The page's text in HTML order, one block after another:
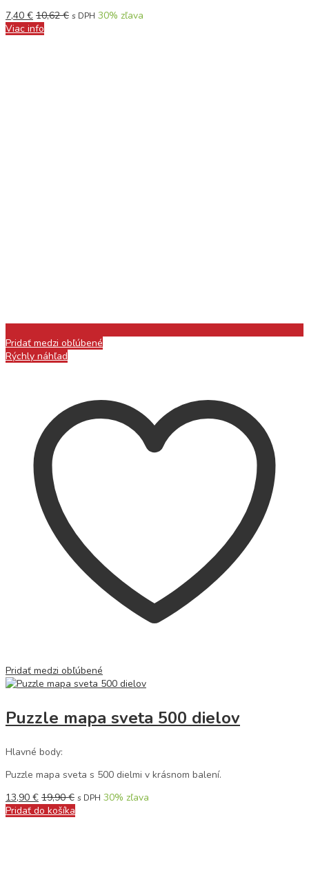
7,40 € 10,62€ s DPH 30% zľava
Viac info
Pridať medzi obľúbené
Rýchly náhľad
Pridať medzi obľúbené
Puzzle mapa sveta 500 dielov
Hlavné body:
Puzzle mapa sveta s 500 dielmi v krásnom balení.
13,90 € 19,90€ s DPH 30% zľava
Pridať do košíka